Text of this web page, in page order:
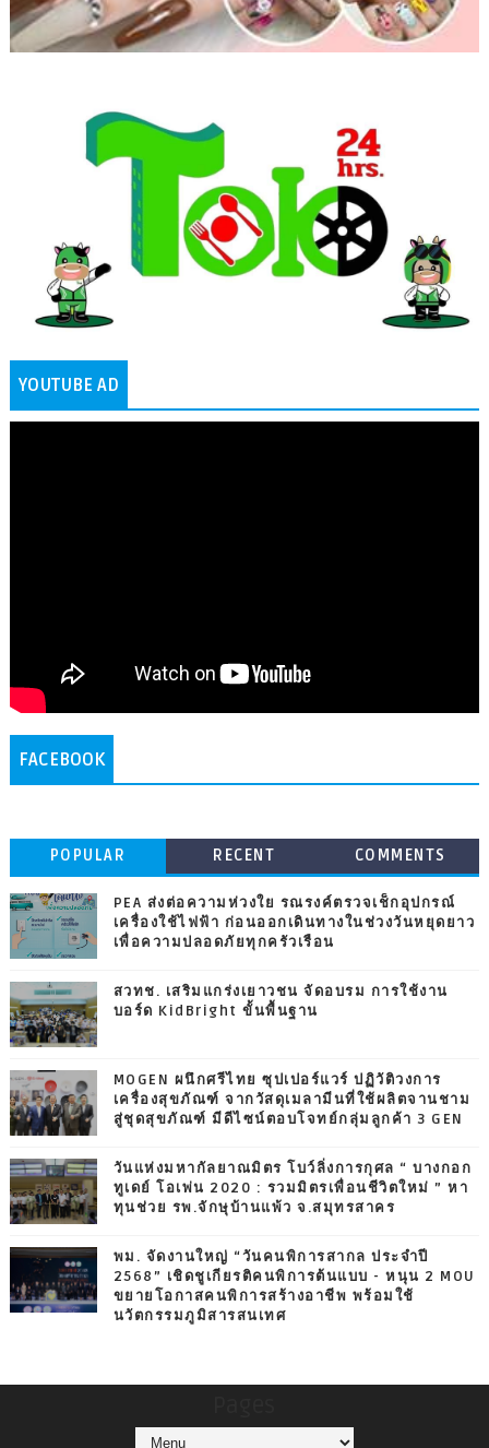
YOUTUBE AD
FACEBOOK
POPULAR RECENT COMMENTS
PEA ส่งต่อความห่วงใย รณรงค์ตรวจเช็กอุปกรณ์
เครื่องใช้ไฟฟ้า ก่อนออกเดินทางในช่วงวันหยุดยาว
เพื่อความปลอดภัยทุกครัวเรือน
สวทช. เสริมแกร่งเยาวชน จัดอบรม การใช้งาน
บอร์ด KidBright ขั้นพื้นฐาน
MOGEN ผนึกศรีไทย ซุปเปอร์แวร์ ปฏิวัติวงการ
เครื่องสุขภัณฑ์ จากวัสดุเมลามีนที่ใช้ผลิตจานชาม
สู่ชุดสุขภัณฑ์ มีดีไซน์ตอบโจทย์กลุ่มลูกค้า 3 GEN
วันแห่งมหากัลยาณมิตร โบว์ลิ่งการกุศล “ บางกอก
ทูเดย์ โอเพ่น 2020 : รวมมิตรเพื่อนชีวิตใหม่ ” หา
ทุนช่วย รพ.จักษุบ้านแพ้ว จ.สมุทรสาคร
พม. จัดงานใหญ่ “วันคนพิการสากล ประจำปี
2568” เชิดชูเกียรติคนพิการต้นแบบ - หนุน 2 MOU
ขยายโอกาสคนพิการสร้างอาชีพ พร้อมใช้
นวัตกรรมภูมิสารสนเทศ